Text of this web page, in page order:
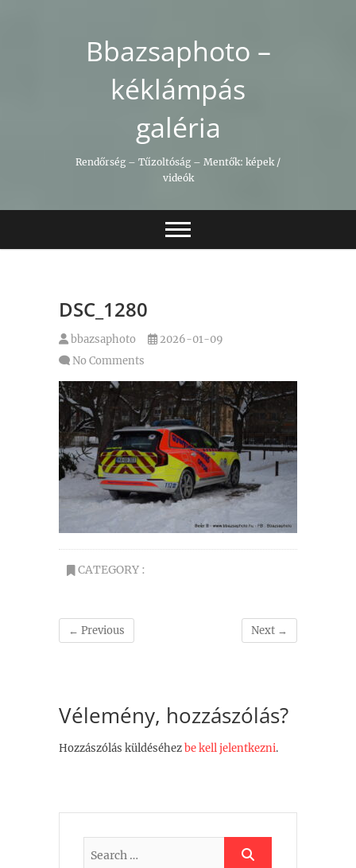
Bbazsaphoto –
kéklámpás
galéria
Rendőrség – Tűzoltóság – Mentők: képek /
videók
DSC_1280
bbazsaphoto
2026-01-09
No Comments
CATEGORY :
← Previous Next →
Vélemény, hozzászólás?
Hozzászólás küldéséhezbe kell jelentkezni.